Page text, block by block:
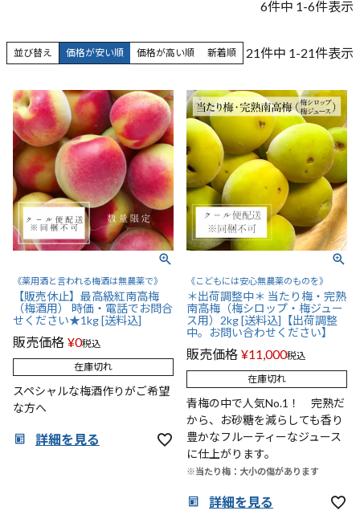
6件中 1-6件表示
並び替え 価格が安い順 価格が高い順 新着順 21件中 1-21件表示
《薬用酒と言われる梅酒は無農薬で》
【販売休止】最高級紅南高梅
（梅酒用） 時価・電話でお問合
せください★1kg [送料込]
販売価格 ¥0税込
在庫切れ
スペシャルな梅酒作りがご希望
な方へ
詳細を見る
《こどもには安心無農薬のものを》
＊出荷調整中＊ 当たり梅・完熟
南高梅（梅シロップ・梅ジュー
ス用）2kg [送料込]【出荷調整
中。お問い合わせください】
販売価格 ¥11,000税込
在庫切れ
青梅の中で人気No.1！ 完熟だ
から、お砂糖を減らしても香り
豊かなフルーティーなジュース
に仕上がります。
※当たり梅：大小の傷があります
詳細を見る